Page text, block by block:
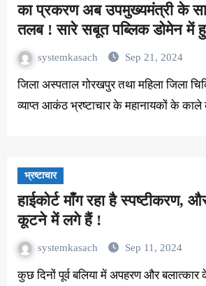
का प्रकरण अब उपमुख्यमंत्री के
तलब ! सारे सबूत पब्लिक डोमेन में
systemkasach Sep 21, 2024
जिला अस्पताल गोरखपुर तथा महिला जिला चिकित्सालय गोरखपुर में
व्याप्त आकंठ भ्रष्टाचार के महानायकों के काले
भ्रष्टाचार
हाईकोर्ट माँग रहा है स्पष्टीकरण,
कूटने में लगे हैं !
systemkasach Sep 11, 2024
कुछ दिनों पूर्व बलिया में अपहरण और बलात्कार के एक मामले में वहाँ के